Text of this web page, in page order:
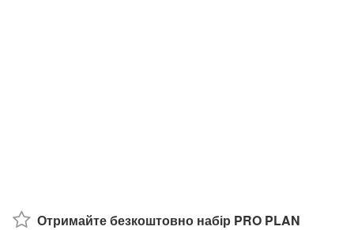
Отримайте безкоштовно набір PRO PLAN